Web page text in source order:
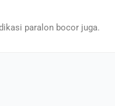
paralon bocor juga.